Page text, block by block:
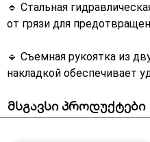
🔹 Стальная
от грязи для
🔹 Съемная рукоятка из
накладкой обеспечивает
მსგავსი პროდუქტები